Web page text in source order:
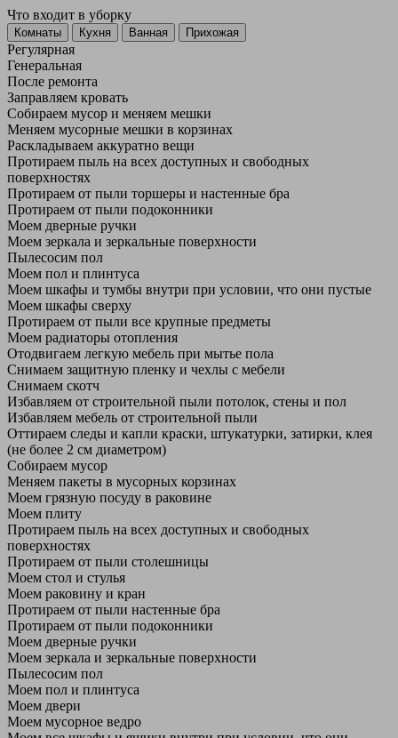
Что входит в уборку
Регу­лярная
Гене­ральная
После ремонта
Заправляем кровать
Собираем мусор и меняем мешки
Меняем мусорные мешки в корзинах
Раскладываем аккуратно вещи
Протираем пыль на всех доступных и свободных
поверхностях
Протираем от пыли торшеры и настенные бра
Протираем от пыли подоконники
Моем дверные ручки
Моем зеркала и зеркальные поверхности
Пылесосим пол
Моем пол и плинтуса
Моем шкафы и тумбы внутри при условии, что они пустые
Моем шкафы сверху
Протираем от пыли все крупные предметы
Моем радиаторы отопления
Отодвигаем легкую мебель при мытье пола
Снимаем защитную пленку и чехлы с мебели
Снимаем скотч
Избавляем от строительной пыли потолок, стены и пол
Избавляем мебель от строительной пыли
Оттираем следы и капли краски, штукатурки, затирки, клея
(не более 2 см диаметром)
Собираем мусор
Меняем пакеты в мусорных корзинах
Моем грязную посуду в раковине
Моем плиту
Протираем пыль на всех доступных и свободных
поверхностях
Протираем от пыли столешницы
Моем стол и стулья
Моем раковину и кран
Протираем от пыли настенные бра
Протираем от пыли подоконники
Моем дверные ручки
Моем зеркала и зеркальные поверхности
Пылесосим пол
Моем пол и плинтуса
Моем двери
Моем мусорное ведро